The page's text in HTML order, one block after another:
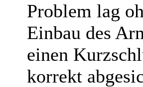
Problem lag
Einbau des
einen
korrekt